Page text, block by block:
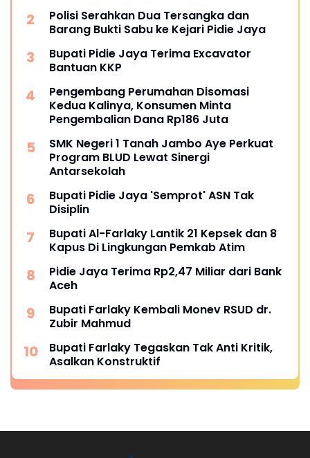
Polisi Serahkan Dua Tersangka dan
Barang Bukti Sabu ke Kejari Pidie Jaya
Bupati Pidie Jaya Terima Excavator
Bantuan KKP
Pengembang Perumahan Disomasi
Kedua Kalinya, Konsumen Minta
Pengembalian Dana Rp186 Juta
SMK Negeri 1 Tanah Jambo Aye Perkuat
Program BLUD Lewat Sinergi
Antarsekolah
Bupati Pidie Jaya 'Semprot' ASN Tak
Disiplin
Bupati Al-Farlaky Lantik 21 Kepsek dan 8
Kapus Di Lingkungan Pemkab Atim
Pidie Jaya Terima Rp2,47 Miliar dari Bank
Aceh
Bupati Farlaky Kembali Monev RSUD dr.
Zubir Mahmud
Bupati Farlaky Tegaskan Tak Anti Kritik,
Asalkan Konstruktif